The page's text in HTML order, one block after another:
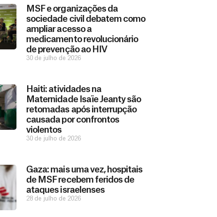
MSF e organizações da
sociedade civil debatem como
ampliar acesso a
medicamento revolucionário
de prevenção ao HIV
30 de julho de 2026
Haiti: atividades na
Maternidade Isaïe Jeanty são
retomadas após interrupção
causada por confrontos
violentos
30 de julho de 2026
Gaza: mais uma vez, hospitais
de MSF recebem feridos de
ataques israelenses
28 de julho de 2026